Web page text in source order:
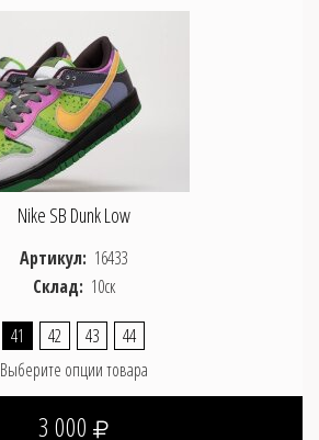
Nike SB Dunk Low
Артикул: 16433
Склад: 10ск
41 42 43
44
Выберите опции товара
3 000